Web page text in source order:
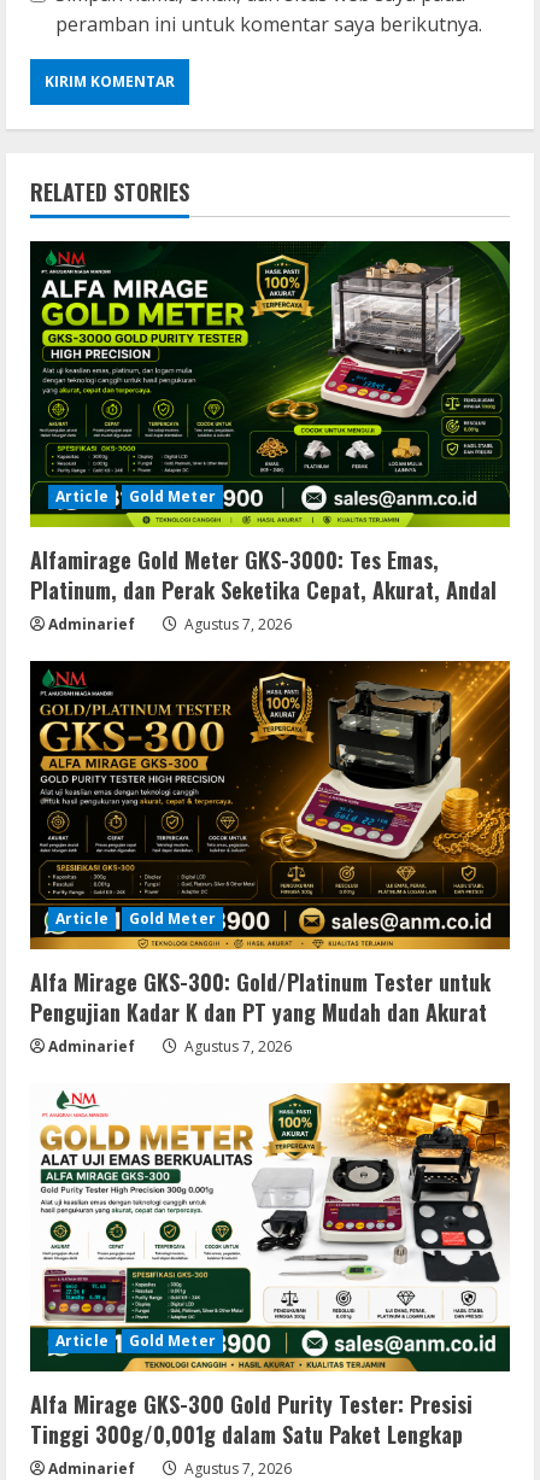
peramban ini untuk komentar saya berikutnya.
RELATED STORIES
Article Gold Meter
Alfamirage Gold Meter GKS-3000: Tes Emas,
Platinum, dan Perak Seketika Cepat, Akurat, Andal
Adminarief Agustus 7, 2026
Article Gold Meter
Alfa Mirage GKS-300: Gold/Platinum Tester untuk
Pengujian Kadar K dan PT yang Mudah dan Akurat
Adminarief Agustus 7, 2026
Article Gold Meter
Alfa Mirage GKS-300 Gold Purity Tester: Presisi
Tinggi 300g/0,001g dalam Satu Paket Lengkap
Adminarief Agustus 7, 2026